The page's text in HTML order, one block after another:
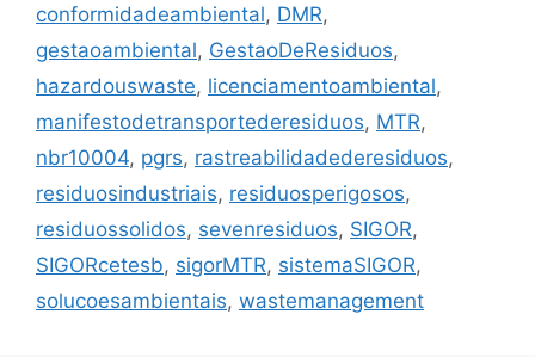
conformidadeambiental, DMR,
gestaoambiental, GestaoDeResiduos,
hazardouswaste, licenciamentoambiental,
manifestodetransportederesiduos, MTR,
nbr10004, pgrs, rastreabilidadederesiduos,
residuosindustriais, residuosperigosos,
residuossolidos, sevenresiduos, SIGOR,
SIGORcetesb, sigorMTR, sistemaSIGOR,
solucoesambientais, wastemanagement